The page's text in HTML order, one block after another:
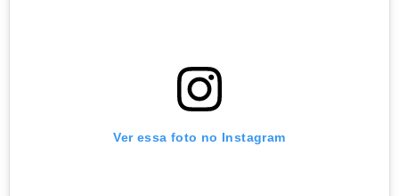
Ver essa foto no Instagram